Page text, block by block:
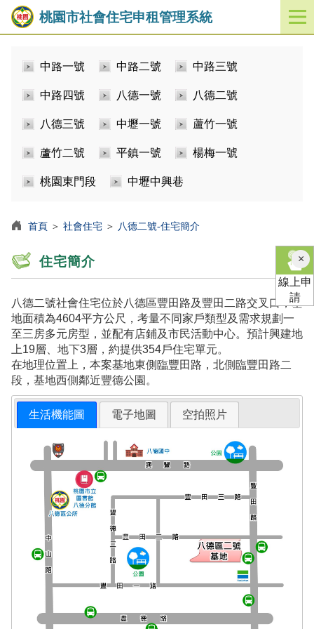
桃園市社會住宅申租管理系統
開
啟
中路一號 中路二號 中路三號
中路四號 八德一號 八德二號
八德三號 中壢一號 蘆竹一號
蘆竹二號 平鎮一號 楊梅一號
桃園東門段 中壢中興巷
首頁 ＞ 社會住宅 ＞ 八德二號-住宅簡介
住宅簡介
八德二號社會住宅位於八德區豐田路及豐田二路交叉口，基
地面積為4604平方公尺，考量不同家戶類型及需求規劃一
至三房多元房型，並配有店鋪及市民活動中心。預計興建地
上19層、地下3層，約提供354戶住宅單元。
在地理位置上，本案基地東側臨豐田路，北側臨豐田路二
段，基地西側鄰近豐德公園。
生活機能圖 電子地圖 空拍照片
×關
閉
線上申
請